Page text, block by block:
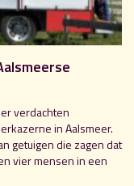
verdachten
in Aalsmeer.
getuigen die zagen dat
vier mensen in een